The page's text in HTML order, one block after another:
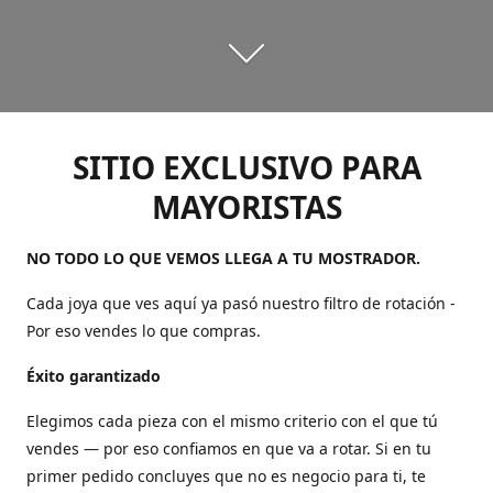
SITIO EXCLUSIVO PARA
MAYORISTAS
NO TODO LO QUE VEMOS LLEGA A TU MOSTRADOR.
Cada joya que ves aquí ya pasó nuestro filtro de rotación -
Por eso vendes lo que compras.
Éxito garantizado
Elegimos cada pieza con el mismo criterio con el que tú
vendes — por eso confiamos en que va a rotar. Si en tu
primer pedido concluyes que no es negocio para ti, te